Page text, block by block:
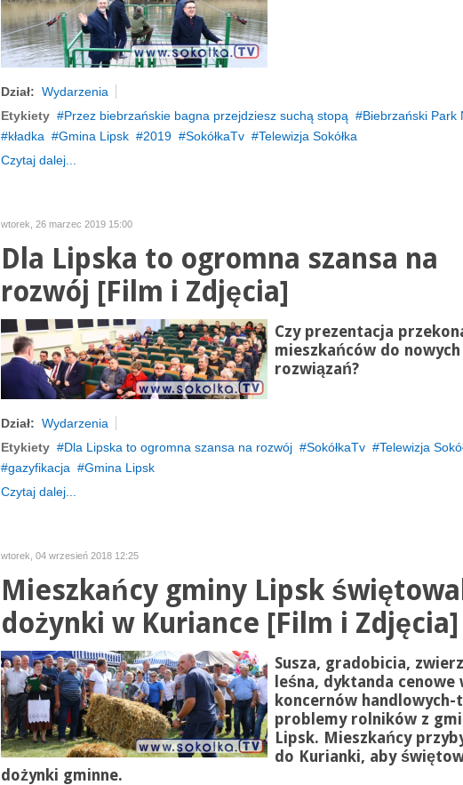
Dział: Wydarzenia
Etykiety
Przez biebrzańskie bagna przejdziesz suchą stopą
Biebrzański Park
kładka
Gmina Lipsk 2019 SokółkaTv
Telewizja Sokółka
Czytaj dalej...
wtorek, 26 marzec 2019 15:00
Dla Lipska to ogromna szansa na
rozwój [Film i Zdjęcia]
Czy prezentacja
mieszkańców do nowych
rozwiązań?
Dział: Wydarzenia
Etykiety
Dla Lipska to ogromna szansa na rozwój SokółkaTv Telewizja
gazyfikacja
Gmina Lipsk
Czytaj dalej...
wtorek, 04 wrzesień 2018 12:25
Mieszkańcy gminy Lipsk
dożynki w Kuriance [Film i Zdjęcia]
Susza, gradobicia,
leśna, dyktanda cenowe
koncernów handlowych-
problemy rolników z
Lipsk. Mieszkańcy
do Kurianki, aby
dożynki gminne.